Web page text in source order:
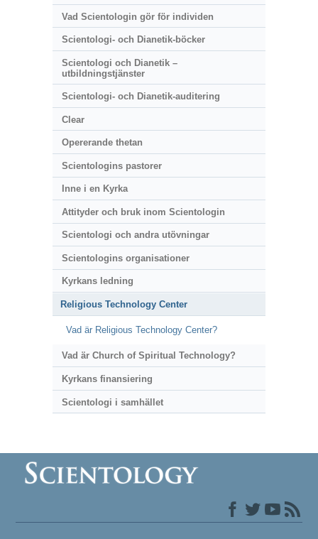
Vad Scientologin gör för individen
Scientologi- och Dianetik-böcker
Scientologi och Dianetik –
utbildningstjänster
Scientologi- och Dianetik-auditering
Clear
Opererande thetan
Scientologins pastorer
Inne i en Kyrka
Attityder och bruk inom Scientologin
Scientologi och andra utövningar
Scientologins organisationer
Kyrkans ledning
Religious Technology Center
Vad är Religious Technology Center?
Vad är Church of Spiritual Technology?
Kyrkans finansiering
Scientologi i samhället